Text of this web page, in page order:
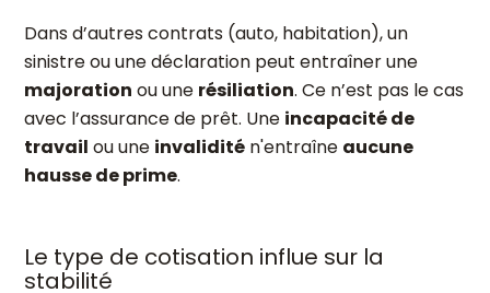
Dans d’autres contrats (auto, habitation), un
sinistre ou une déclaration peut entraîner une
majoration ou une résiliation. Ce n’est pas le cas
avec l’assurance de prêt. Une incapacité de
travail ou une invalidité n'entraîne aucune
hausse de prime.
Le type de cotisation influe sur la
stabilité